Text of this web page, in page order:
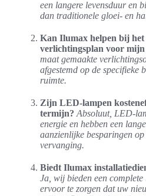
een langere levensduur en
dan traditionele gloei- en
Kan Ilumax helpen bij het
verlichtingsplan voor
maat gemaakte
afgestemd op de specifieke
ruimte.
Zijn LED-lampen
termijn? Absoluut, LED-
energie en hebben een
aanzienlijke besparingen op
vervanging.
Biedt Ilumax
Ja, wij bieden een
ervoor te zorgen dat uw